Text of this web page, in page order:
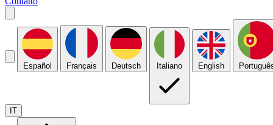
Español Français Deutsch Italiano English
IT